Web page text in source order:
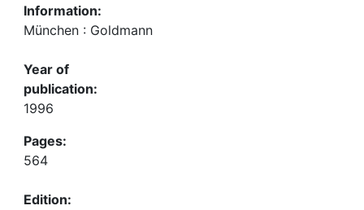
Information:
München : Goldmann
Year of
publication:
1996
Pages:
564
Edition: